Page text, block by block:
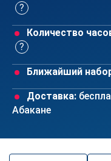
Количество
Ближайший
Доставка:
Абакане